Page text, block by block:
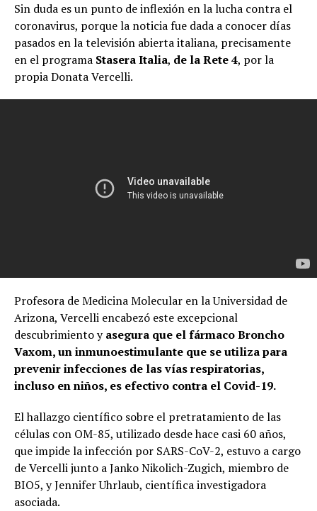
Sin duda es un punto de inflexión en la lucha contra el
coronavirus, porque la noticia fue dada a conocer días
pasados en la televisión abierta italiana, precisamente
en el programa Stasera Italia, de la Rete 4, por la
propia Donata Vercelli.
Profesora de Medicina Molecular en la Universidad de
Arizona, Vercelli encabezó este excepcional
descubrimiento yasegura que el fármaco Broncho
Vaxom, un inmunoestimulante que se utiliza para
prevenir infecciones de las vías respiratorias,
incluso en niños, es efectivo contra el Covid-19.
El hallazgo científico sobre el pretratamiento de las
células con OM-85, utilizado desde hace casi 60 años,
que impide la infección por SARS-CoV-2, estuvo a cargo
de Vercelli junto a Janko Nikolich-Zugich, miembro de
BIO5, y Jennifer Uhrlaub, científica investigadora
asociada.